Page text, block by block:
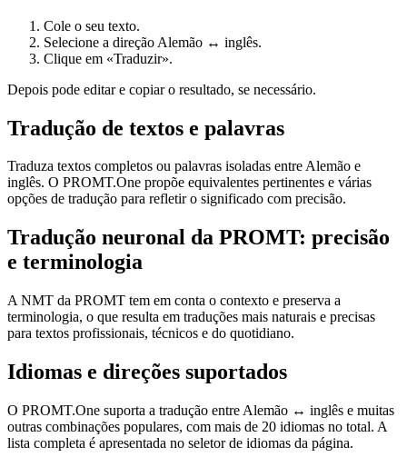
Cole o seu texto.
Selecione a direção Alemão ↔ inglês.
Clique em «Traduzir».
Depois pode editar e copiar o resultado, se necessário.
Tradução de textos e palavras
Traduza textos completos ou palavras isoladas entre Alemão e
inglês. O PROMT.One propõe equivalentes pertinentes e várias
opções de tradução para refletir o significado com precisão.
Tradução neuronal da PROMT: precisão
e terminologia
A NMT da PROMT tem em conta o contexto e preserva a
terminologia, o que resulta em traduções mais naturais e precisas
para textos profissionais, técnicos e do quotidiano.
Idiomas e direções suportados
O PROMT.One suporta a tradução entre Alemão ↔ inglês e muitas
outras combinações populares, com mais de 20 idiomas no total. A
lista completa é apresentada no seletor de idiomas da página.